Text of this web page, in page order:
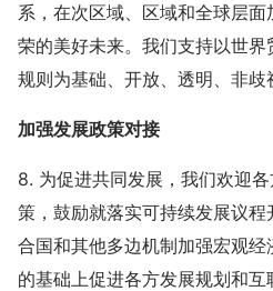
系，在次区域、区域和全球层
荣的美好未来。我们支持以世
规则为基础、开放、透明、非歧
加强发展政策对接
8. 为促进共同发展，我们欢迎
策，鼓励就落实可持续发展议
合国和其他多边机制加强宏观
的基础上促进各方发展规划和互